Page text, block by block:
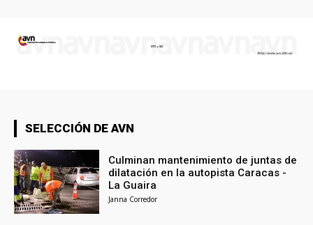
SELECCIÓN DE AVN
Culminan mantenimiento de juntas de
dilatación en la autopista Caracas -
La Guaira
Janna Corredor